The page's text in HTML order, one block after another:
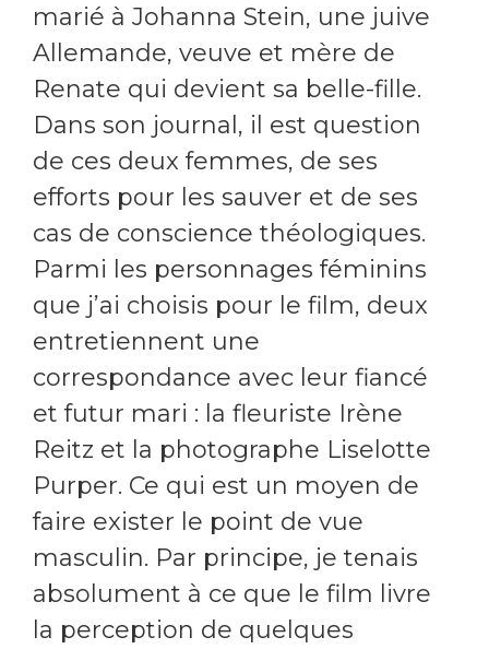
marié à Johanna Stein, une juive
Allemande, veuve et mère de
Renate qui devient sa belle-fille.
Dans son journal, il est question
de ces deux femmes, de ses
efforts pour les sauver et de ses
cas de conscience théologiques.
Parmi les personnages féminins
que j’ai choisis pour le film, deux
entretiennent une
correspondance avec leur fiancé
et futur mari : la fleuriste Irène
Reitz et la photographe Liselotte
Purper. Ce qui est un moyen de
faire exister le point de vue
masculin. Par principe, je tenais
absolument à ce que le film livre
la perception de quelques